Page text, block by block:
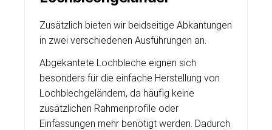
Zusätzlich bieten wir beidseitige Abkantungen
in zwei verschiedenen Ausführungen an.
Abgekantete Lochbleche eignen sich
besonders für die einfache Herstellung von
Lochblechgeländern, da häufig keine
zusätzlichen Rahmenprofile oder
Einfassungen mehr benötigt werden. Dadurch